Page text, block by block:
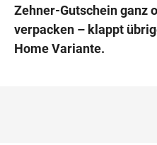
Zehner-Gutschein ganz
verpacken – klappt
Home Variante.